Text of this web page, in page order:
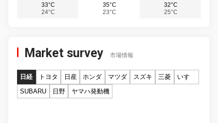
33°C
24°C
35°C
23°C
32°C
25°C
Market survey 市場情報
日経 トヨタ 日産 ホンダ マツダ スズキ 三菱
いすゞ
SUBARU
日野 ヤマハ発動機